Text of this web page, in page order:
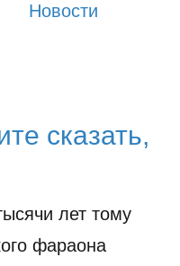
Новости
сказать,
лет тому
фараона